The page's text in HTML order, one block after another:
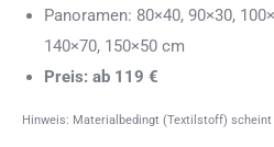
Panoramen: 80×40, 90×30,
140×70, 150×50 cm
Preis: ab 119 €
Hinweis: Materialbedingt (Textilstoff)